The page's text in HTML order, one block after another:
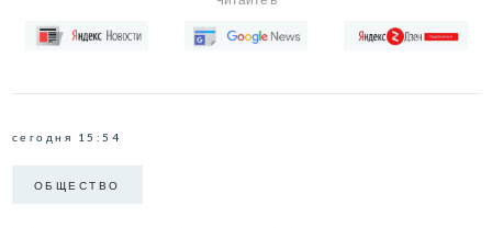
сегодня 15:54
ОБЩЕСТВО